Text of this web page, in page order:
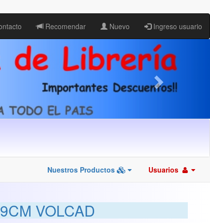
Recomendar Nuevo Ingreso usuario
Nuestros Productos Usuarios
VOLCAD